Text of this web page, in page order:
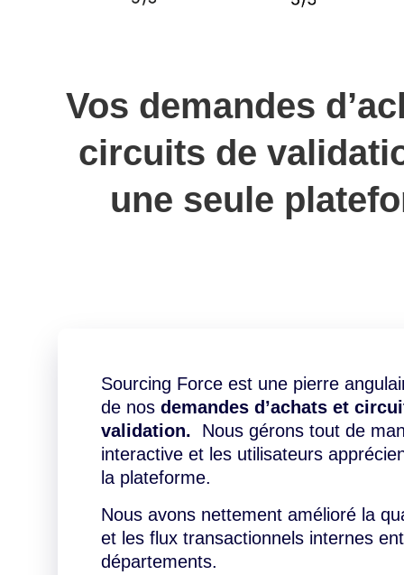
Vos demandes
circuits de
une seule
Sourcing Force est une pierre
de nos demandes d’achats et
validation. Nous gérons tout de
interactive et les utilisateurs
la plateforme.
Nous avons nettement amélioré la
et les flux transactionnels internes
départements.